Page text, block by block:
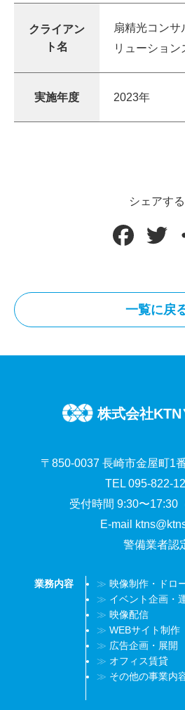
クライアン
ト名
扇精光コンサ
リューション
実施年度 2023年
シェアする
c
e
o
i
一覧に戻
株式会社KTN
〒850-0037 長崎市金屋町1
TEL 095-822-
受付時間 9:30〜17:30
E-mail
警備業者認
業務内容
映像制作・ドロ
イベント企画・
映像配信
WEBサイト制作
広告企画・展開
オフィス賃貸
その他の事業内